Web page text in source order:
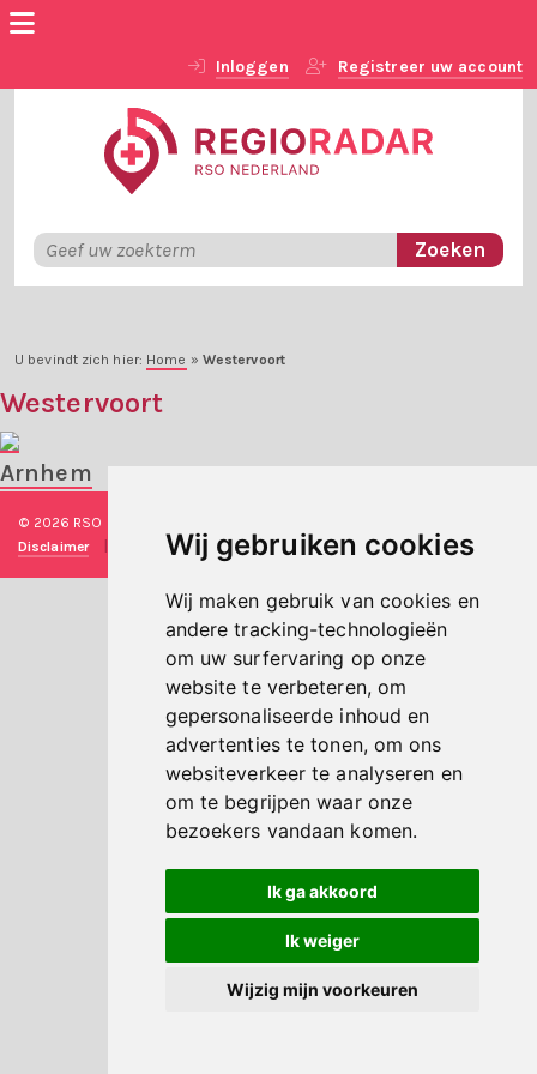
Wij gebruiken cookies
Wij maken gebruik van cookies en
andere tracking-technologieën
om uw surfervaring op onze
website te verbeteren, om
gepersonaliseerde inhoud en
advertenties te tonen, om ons
websiteverkeer te analyseren en
om te begrijpen waar onze
bezoekers vandaan komen.
Ik ga akkoord
Ik weiger
Wijzig mijn voorkeuren
Inloggen Registreer uw account
U bevindt zich hier: Home » Westervoort
Westervoort
Arnhem
© 2026 RSO Nederland
Disclaimer
Privacy verklaring | Technische realisatieSieronline B.V.